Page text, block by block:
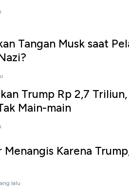
Tangan Musk saat
Trump Rp 2,7
Main-main
Karena
lalu